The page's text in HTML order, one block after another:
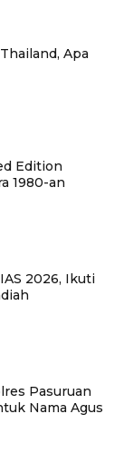
Apa
Edition
1980-an
2026, Ikuti
Pasuruan
Nama Agus